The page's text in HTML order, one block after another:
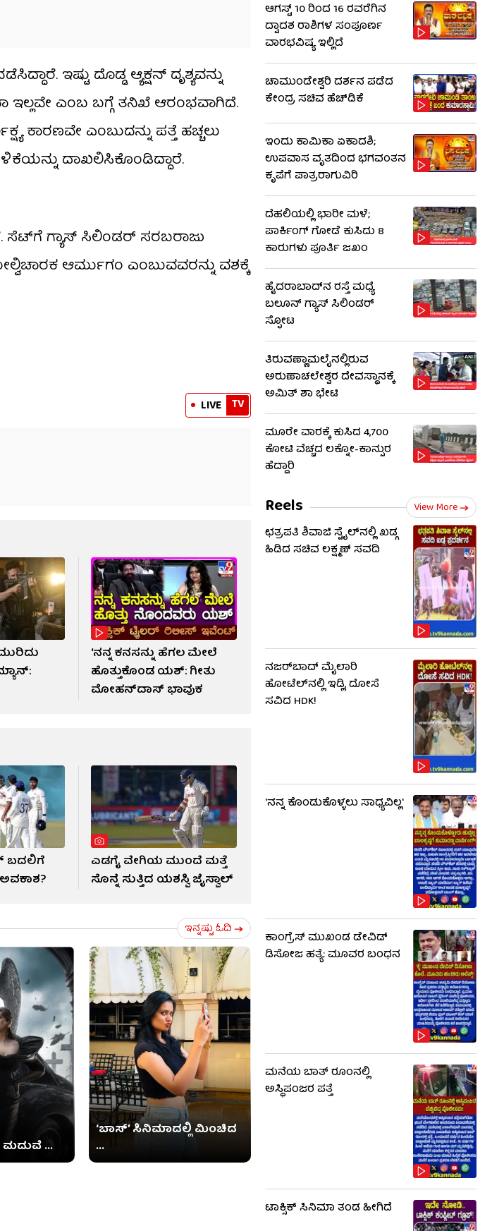
ಇಷ್ಟು ದೊಡ್ಡ ಆ್ಯಕ್ಷನ್ ದೃಶ್ಯವನ್ನು
ಇಲ್ಲವೇ ಎಂಬ ಬಗ್ಗೆ ತನಿಖೆ ಆರಂಭವಾಗಿದೆ.
ಕಾರಣವೇ ಎಂಬುದನ್ನು ಪತ್ತೆ ಹಚ್ಚಲು
ದಾಖಲಿಸಿಕೊಂಡಿದ್ದಾರೆ.
ಸೆಟ್‌ಗೆ ಗ್ಯಾಸ್ ಸಿಲಿಂಡರ್ ಸರಬರಾಜು
ಆರ್ಮುಗಂ ಎಂಬುವವರನ್ನು ವಶಕ್ಕೆ
LIVE TV
‘ನನ್ನ ಕನಸನ್ನು ಹೆಗಲ ಮೇಲೆ
ಹೊತ್ತುಕೊಂಡ ಯಶ್: ಗೀತು
ಮೋಹನ್​​ದಾಸ್ ಭಾವುಕ
ಬದಲಿಗೆ
ಎಡಗೈ ವೇಗಿಯ ಮುಂದೆ ಮತ್ತೆ
ಸೊನ್ನೆ ಸುತ್ತಿದ ಯಶಸ್ವಿ ಜೈಸ್ವಾಲ್
ಇನ್ನಷ್ಟು ಓದಿ
ಮದುವೆ ...
‘ಬಾಸ್’ ಸಿನಿಮಾದಲ್ಲಿ ಮಿಂಚಿದ
...
ಆಗಸ್ಟ್ 10 ರಿಂದ 16 ರವರೆಗಿನ
ದ್ವಾದಶ ರಾಶಿಗಳ ಸಂಪೂರ್ಣ
ವಾರಭವಿಷ್ಯ ಇಲ್ಲಿದೆ
ಚಾಮುಂಡೇಶ್ವರಿ ದರ್ಶನ ಪಡೆದ
ಕೇಂದ್ರ ಸಚಿವ ಹೆಚ್​​ಡಿಕೆ
ಇಂದು ಕಾಮಿಕಾ ಏಕಾದಶಿ;
ಉಪವಾಸ ವೃತದಿಂದ ಭಗವಂತನ
ಕೃಪೆಗೆ ಪಾತ್ರರಾಗುವಿರಿ
ದೆಹಲಿಯಲ್ಲಿ ಭಾರೀ ಮಳೆ;
ಪಾರ್ಕಿಂಗ್ ಗೋಡೆ ಕುಸಿದು 8
ಕಾರುಗಳು ಪೂರ್ತಿ ಜಖಂ
ಹೈದರಾಬಾದ್​ನ ರಸ್ತೆ ಮಧ್ಯೆ
ಬಲೂನ್ ಗ್ಯಾಸ್ ಸಿಲಿಂಡರ್
ಸ್ಫೋಟ
ತಿರುವಣ್ಣಾಮಲೈನಲ್ಲಿರುವ
ಅರುಣಾಚಲೇಶ್ವರ ದೇವಸ್ಥಾನಕ್ಕೆ
ಅಮಿತ್ ಶಾ ಭೇಟಿ
ಮೂರೇ ವಾರಕ್ಕೆ ಕುಸಿದ 4,700
ಕೋಟಿ ವೆಚ್ಚದ ಲಕ್ನೋ-ಕಾನ್ಪುರ
ಹೆದ್ದಾರಿ
Reels View More
ಛತ್ರಪತಿ ಶಿವಾಜಿ ಸ್ಟೈಲ್​ನಲ್ಲಿ ಖಡ್ಗ
ಹಿಡಿದ ಸಚಿವ ಲಕ್ಷ್ಮಣ್ ಸವದಿ
ನಜರ್‌ಬಾದ್ ಮೈಲಾರಿ
ಹೋಟೆಲ್‌ನಲ್ಲಿ ಇಡ್ಲಿ, ದೋಸೆ
ಸವಿದ HDK!
'ನನ್ನ ಕೊಂಡುಕೊಳ್ಳಲು ಸಾಧ್ಯವಿಲ್ಲ'
ಕಾಂಗ್ರೆಸ್ ಮುಖಂಡ ಡೇವಿಡ್
ಡಿಸೋಜ ಹತ್ಯೆ: ಮೂವರ ಬಂಧನ
ಮನೆಯ ಬಾತ್ ರೂಂನಲ್ಲಿ
ಅಸ್ಥಿಪಂಜರ ಪತ್ತೆ
ಟಾಕ್ಸಿಕ್​​​ ಸಿನಿಮಾ ತಂಡ ಹೀಗಿದೆ